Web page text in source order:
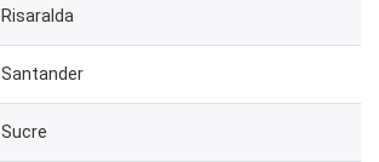
Risaralda
Santander
Sucre